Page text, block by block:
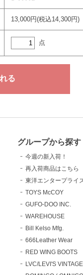
13,000円(税込14,300円)
点
グループから探す
今週の新入荷！
再入荷商品はこちら
東洋エンタープライ
TOYS McCOY
GUFO-DOO INC.
WAREHOUSE
Bill Kelso Mfg.
666Leather Wear
RED WING BOOTS
LVC/LEVI'S